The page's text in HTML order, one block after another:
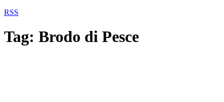
RSS
Tag: Brodo di Pesce